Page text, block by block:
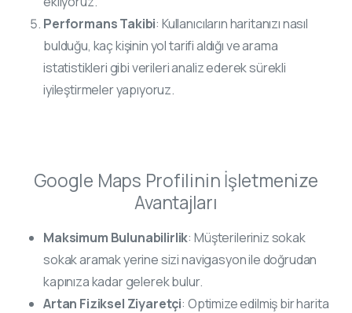
Performans Takibi: Kullanıcıların haritanızı nasıl
bulduğu, kaç kişinin yol tarifi aldığı ve arama
istatistikleri gibi verileri analiz ederek sürekli
iyileştirmeler yapıyoruz.
Google Maps Profilinin İşletmenize
Avantajları
Maksimum Bulunabilirlik: Müşterileriniz sokak
sokak aramak yerine sizi navigasyon ile doğrudan
kapınıza kadar gelerek bulur.
Artan Fiziksel Ziyaretçi: Optimize edilmiş bir harita